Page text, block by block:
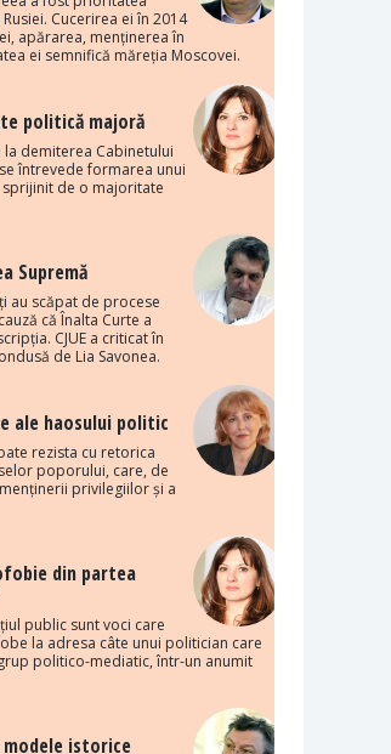
Cucerirea ei în 2014
apărarea, menținerea în
ei semnifică măreția Moscovei.
politică majoră
la demiterea Cabinetului
întrevede formarea unui
sprijinit de o majoritate
Supremă
au scăpat de procese
că Înalta Curte a
CJUE a criticat în
de Lia Savonea.
ale haosului politic
rezista cu retorica
poporului, care, de
privilegiilor și a
din partea
public sunt voci care
la adresa câte unui politician care
politico-mediatic, într-un anumit
modele istorice